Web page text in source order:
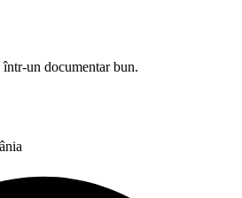
un documentar bun.